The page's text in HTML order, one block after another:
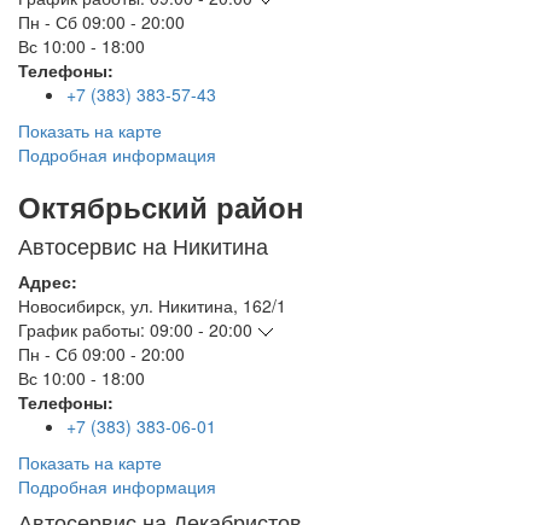
Пн - Сб 09:00 - 20:00
Вс 10:00 - 18:00
Телефоны:
+7 (383) 383-57-43
Показать на карте
Подробная информация
Октябрьский район
Автосервис на Никитина
Адрес:
Новосибирск, ул. Никитина, 162/1
График работы: 09:00 - 20:00
Пн - Сб 09:00 - 20:00
Вс 10:00 - 18:00
Телефоны:
+7 (383) 383-06-01
Показать на карте
Подробная информация